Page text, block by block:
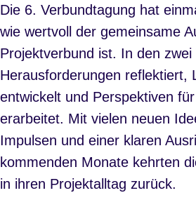
Die 6. Verbundtagung hat
wie wertvoll der gemeinsame
Projektverbund ist. In den zwei
Herausforderungen reflektiert,
entwickelt und Perspektiven
erarbeitet. Mit vielen neuen
Impulsen und einer klaren
kommenden Monate kehrten
in ihren Projektalltag zurück.